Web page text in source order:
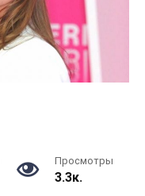
Просмотры
3.3к.